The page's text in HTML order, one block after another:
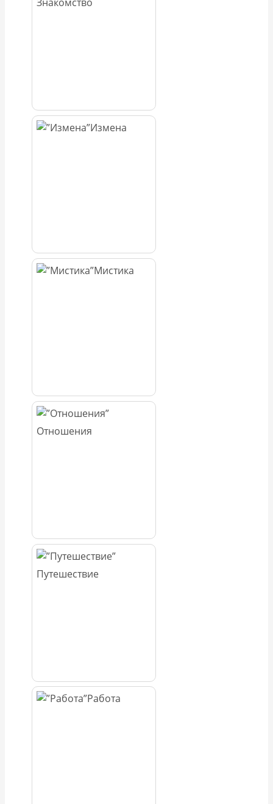
Знакомство
Измена
Мистика
Отношения
Путешествие
Работа